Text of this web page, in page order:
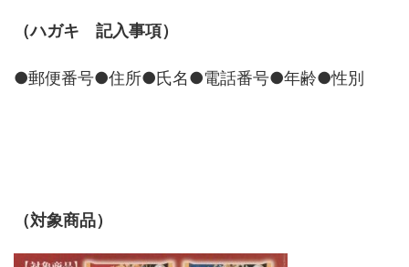
（ハガキ 記入事項）
●郵便番号●住所●氏名●電話番号●年齢●性別
（対象商品）